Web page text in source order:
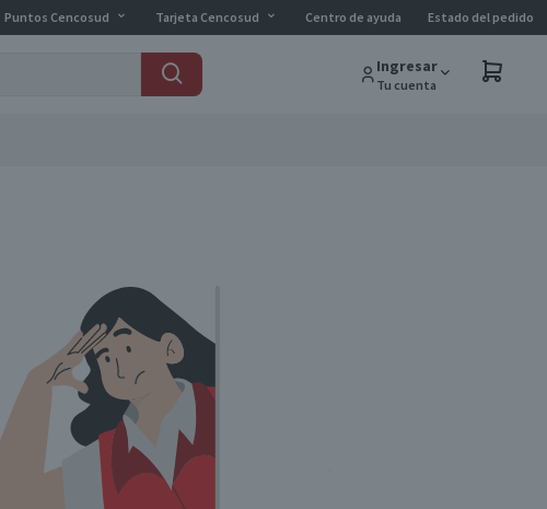
Puntos Cencosud Tarjeta Cencosud Centro de ayuda Estado del pedido
Ingresar
Tu cuenta